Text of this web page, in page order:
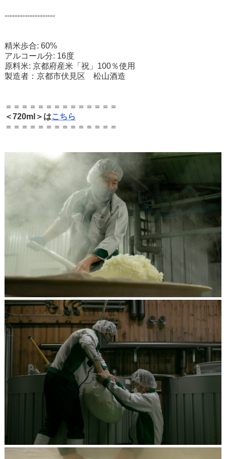
--------------------
精米歩合: 60%
アルコール分: 16度
原料米: 京都府産米「祝」100％使用
製造者：京都市伏見区 松山酒造
＝＝＝＝＝＝＝＝＝＝＝＝＝＝
＜720ml＞はこちら
＝＝＝＝＝＝＝＝＝＝＝＝＝＝